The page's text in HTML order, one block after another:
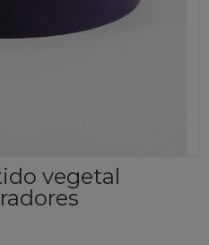
vegetal